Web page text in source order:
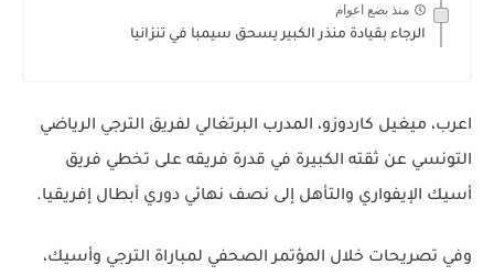
منذ بضع اعوام
الرجاء بقيادة منذر الكبير يسحق سيمبا في تنزانيا
اعرب، ميغيل كاردوزو، المدرب البرتغالي لفريق الترجي الرياضي
التونسي عن ثقته الكبيرة في قدرة فريقه على تخطي فريق
أسيك الإيفواري والتأهل إلى نصف نهائي دوري أبطال إفريقيا.
وفي تصريحات خلال المؤتمر الصحفي لمباراة الترجي وأسيك،